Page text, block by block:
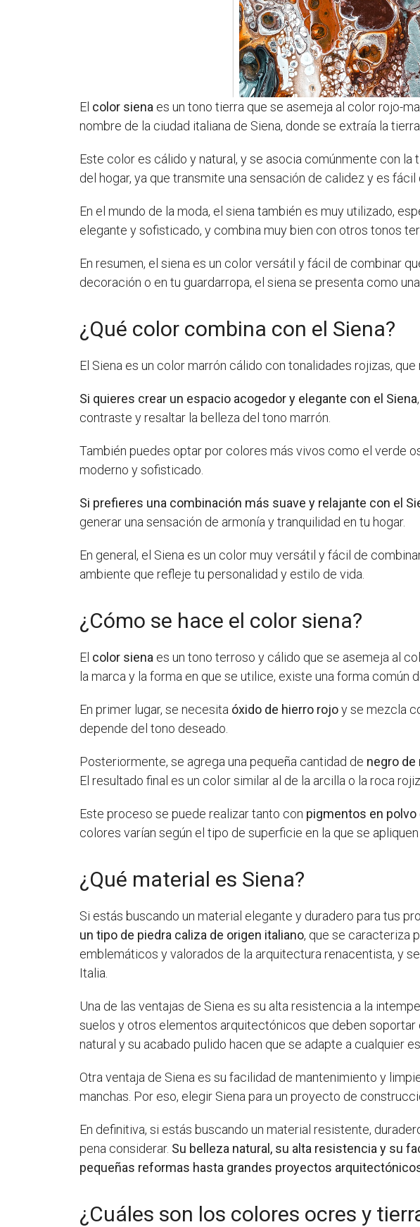
El color siena es un tono tierra que se asemeja al color rojo-
nombre de la ciudad italiana de Siena, donde se extraía la
Este color es cálido y natural, y se asocia comúnmente con la
del hogar, ya que transmite una sensación de calidez y es
En el mundo de la moda, el siena también es muy utilizado,
elegante y sofisticado, y combina muy bien con otros tonos
En resumen, el siena es un color versátil y fácil de combinar
decoración o en tu guardarropa, el siena se presenta como
¿Qué color combina con el Siena?
El Siena es un color marrón cálido con tonalidades rojizas,
Si quieres crear un espacio acogedor y elegante con el Siena
contraste y resaltar la belleza del tono marrón.
También puedes optar por colores más vivos como el verde
moderno y sofisticado.
Si prefieres una combinación más suave y relajante con el
generar una sensación de armonía y tranquilidad en tu hogar.
En general, el Siena es un color muy versátil y fácil de
ambiente que refleje tu personalidad y estilo de vida.
¿Cómo se hace el color siena?
El color siena es un tono terroso y cálido que se asemeja al
la marca y la forma en que se utilice, existe una forma común
En primer lugar, se necesita óxido de hierro rojoy se mezcla
depende del tono deseado.
Posteriormente, se agrega una pequeña cantidad de negro de
El resultado final es un color similar al de la arcilla o la roca
Este proceso se puede realizar tanto con pigmentos en polvo
colores varían según el tipo de superficie en la que se
¿Qué material es Siena?
Si estás buscando un material elegante y duradero para tus
un tipo de piedra caliza de origen italiano, que se caracteriza
emblemáticos y valorados de la arquitectura renacentista, y
Italia.
Una de las ventajas de Siena es su alta resistencia a la
suelos y otros elementos arquitectónicos que deben
natural y su acabado pulido hacen que se adapte a cualquier
Otra ventaja de Siena es su facilidad de mantenimiento y
manchas. Por eso, elegir Siena para un proyecto de
En definitiva, si estás buscando un material resistente,
pena considerar. Su belleza natural, su alta resistencia y su
pequeñas reformas hasta grandes proyectos
¿Cuáles son los colores ocres y